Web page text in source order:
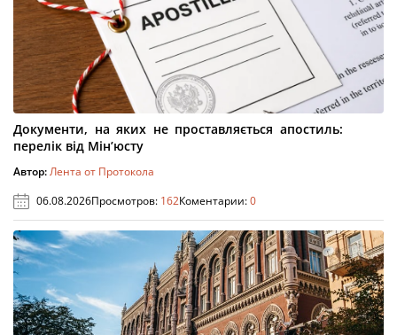
Документи, на яких не проставляється апостиль:
перелік від Мін’юсту
Автор:Лента от Протокола
06.08.2026Просмотров: 162Коментарии:0